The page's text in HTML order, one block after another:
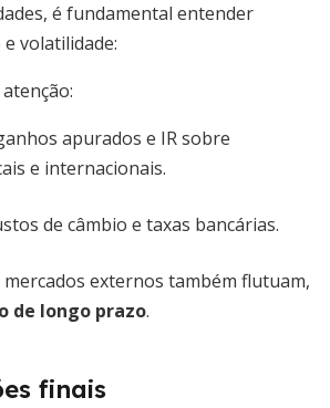
é fundamental entender
volatilidade:
apurados e IR sobre
e internacionais.
de câmbio e taxas bancárias.
mercados externos também flutuam,
de longo prazo.
finais